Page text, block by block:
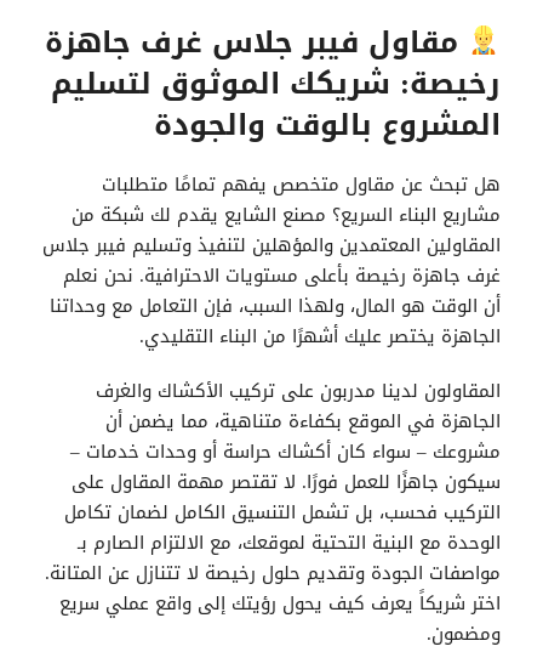
مقاول فيبر جلاس غرف جاهزة
رخيصة: شريكك الموثوق لتسليم
المشروع بالوقت والجودة
هل تبحث عن مقاول متخصص يفهم تمامًا متطلبات
مشاريع البناء السريع؟ مصنع الشايع يقدم لك شبكة من
المقاولين المعتمدين والمؤهلين لتنفيذ وتسليم فيبر جلاس
غرف جاهزة رخيصة بأعلى مستويات الاحترافية. نحن نعلم
أن الوقت هو المال، ولهذا السبب، فإن التعامل مع وحداتنا
الجاهزة يختصر عليك أشهرًا من البناء التقليدي.
المقاولون لدينا مدربون على تركيب الأكشاك والغرف
الجاهزة في الموقع بكفاءة متناهية، مما يضمن أن
مشروعك – سواء كان أكشاك حراسة أو وحدات خدمات –
سيكون جاهزًا للعمل فورًا. لا تقتصر مهمة المقاول على
التركيب فحسب، بل تشمل التنسيق الكامل لضمان تكامل
الوحدة مع البنية التحتية لموقعك، مع الالتزام الصارم بـ
مواصفات الجودة وتقديم حلول رخيصة لا تتنازل عن المتانة.
اختر شريكاً يعرف كيف يحول رؤيتك إلى واقع عملي سريع
ومضمون.